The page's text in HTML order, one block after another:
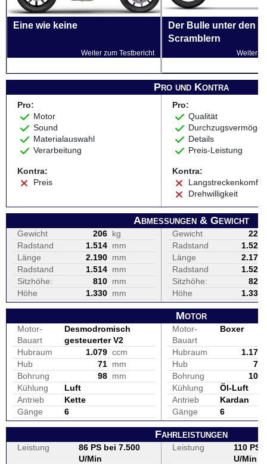
Eine wie keine
Weiter zum Testbericht
Der Bulle unter den
Scramblern
Weiter
Pro und Kontra
Pro:
Motor
Sound
Materialauswahl
Verarbeitung
Kontra:
Preis
Pro:
Qualität
Durchzugsvermögen
Details
Preis-Leistung
Kontra:
Drehwilligkeit
Abmessungen & Gewicht
Gewicht 206 kg
Radstand
1.514 mm
Länge
2.190 mm
Radstand
1.514 mm
Sitzhöhe:
810 mm
Höhe
1.330 mm
Gewicht
220
Radstand
1.527
Länge
2.175
Radstand
1.527
Sitzhöhe:
820
Höhe
1.330
Motor
Motor-
Bauart
Desmodromisch
gesteuerter V2
Hubraum
1.079 ccm
Hub
71 mm
Bohrung
98 mm
Kühlung
Luft
Antrieb
Kette
Gänge
6
Motor-
Bauart
Boxer
Hubraum
1.170
Hub
73
Bohrung
101
Kühlung
Öl-Luft
Antrieb
Kardan
Gänge
6
Fahrleistungen
Leistung
86 PS bei 7.500
U/Min
Leistung
110 PS
U/Min